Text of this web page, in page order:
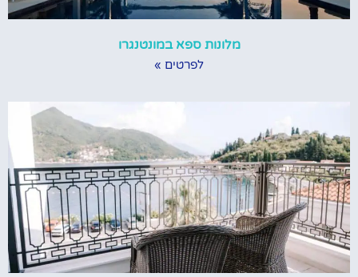
מלונות ספא במונטנגרו
לפרטים »